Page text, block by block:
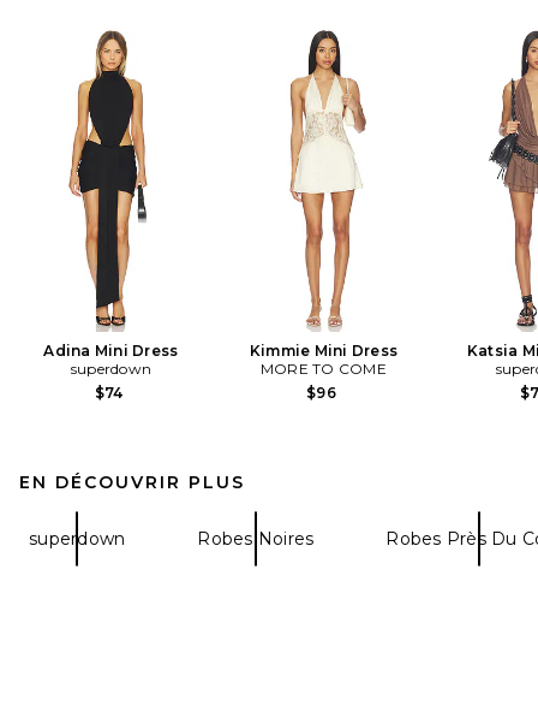
Adina Mini Dress
superdown
$74
Kimmie Mini Dress
MORE TO COME
$96
Katsia
EN DÉCOUVRIR PLUS
superdown Robes Noires Robes Près Du